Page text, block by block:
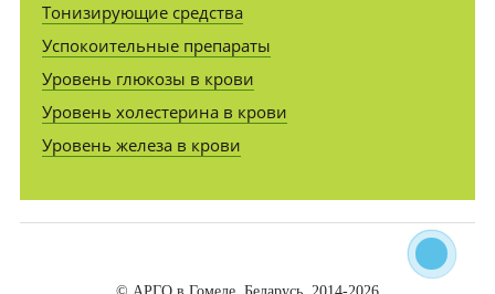
Тонизирующие средства
Успокоительные препараты
Уровень глюкозы в крови
Уровень холестерина в крови
Уровень железа в крови